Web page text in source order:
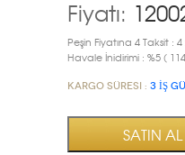
Fiyatı:
Peşin Fiyatına 4 Taksit : 4
Havale İnidirimi : %5 (
Kargo Süresi : 3 İŞ